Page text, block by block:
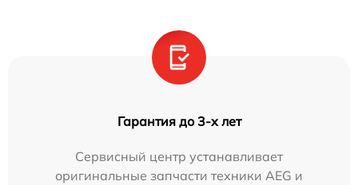
Гарантия до 3-х лет
Сервисный центр устанавливает
оригинальные запчасти техники AEG и